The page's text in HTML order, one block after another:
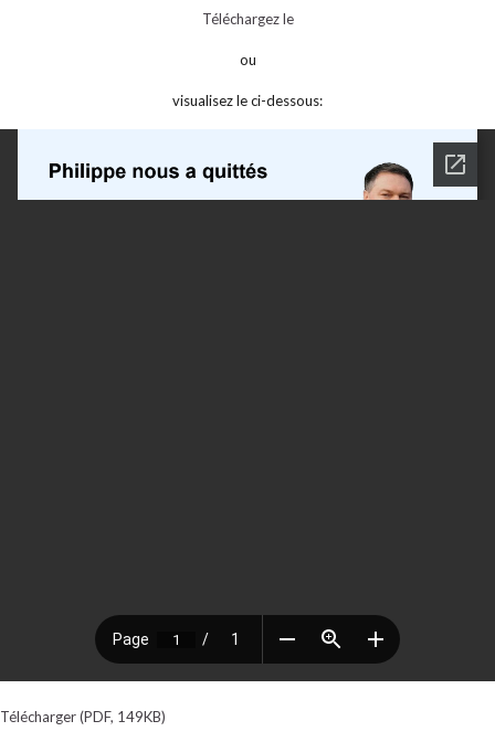
Téléchargez le
ou
visualisez le ci-dessous:
Télécharger (PDF, 149KB)